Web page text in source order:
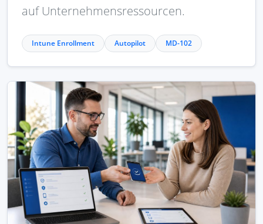
auf Unternehmensressourcen.
Intune Enrollment Autopilot MD-102